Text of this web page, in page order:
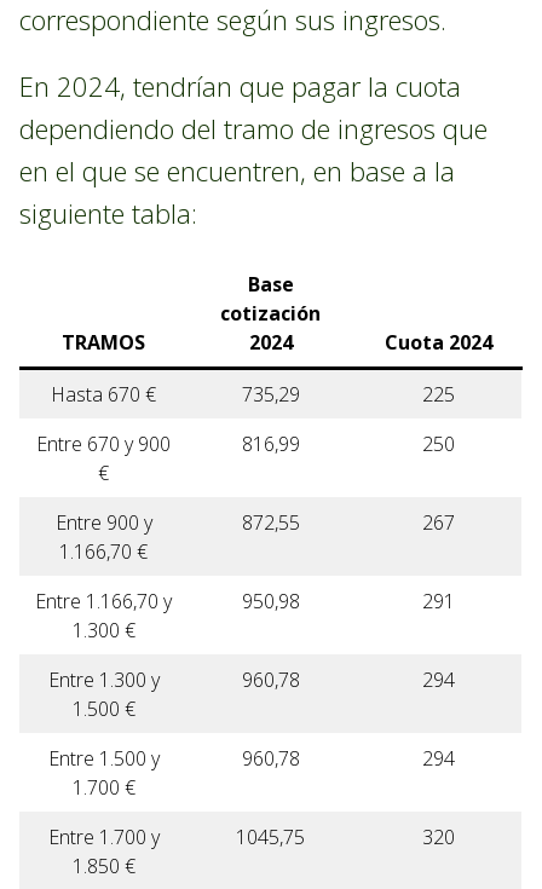
correspondiente según sus ingresos.
En 2024, tendrían que pagar la cuota
dependiendo del tramo de ingresos que
en el que se encuentren, en base a la
siguiente tabla:
TRAMOS
Base
cotización
2024
Cuota 2024
Hasta 670 €
735,29
225
Entre 670 y 900
€
816,99 250
Entre 900 y
1.166,70 €
872,55 267
Entre 1.166,70 y
1.300 €
950,98 291
Entre 1.300 y
1.500 €
960,78 294
Entre 1.500 y
1.700 €
960,78 294
Entre 1.700 y
1.850 €
1045,75 320